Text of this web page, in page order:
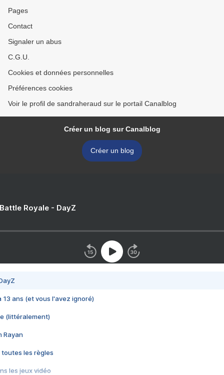
Pages
Contact
Signaler un abus
C.G.U.
Cookies et données personnelles
Préférences cookies
Voir le profil de sandraheraud sur le portail Canalblog
Créer un blog sur Canalblog
Créer un blog
Royale - DayZ
13 ans (et vous l'avez ignoré)
(littéralement)
Rayan
toutes les règles
les jeux vidéo